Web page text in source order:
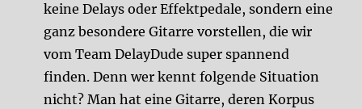
keine Delays oder Effektpedale, sondern eine
ganz besondere Gitarre vorstellen, die wir
vom Team DelayDude super spannend
finden. Denn wer kennt folgende Situation
nicht? Man hat eine Gitarre, deren Korpus